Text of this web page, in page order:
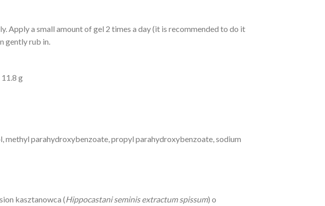
Apply a small amount of gel 2 times a day (it is recommended to do it
gently rub in.
g
methyl parahydroxybenzoate, propyl parahydroxybenzoate, sodium
kasztanowca (Hippocastani seminis extractum spissum) o